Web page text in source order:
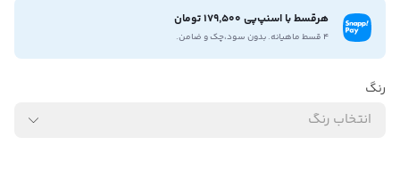
هرقسط با اسنپ‌پی 179,500 تومان
۴ قسط ماهیانه. بدون سود،چک و ضامن.
رنگ
انتخاب رنگ